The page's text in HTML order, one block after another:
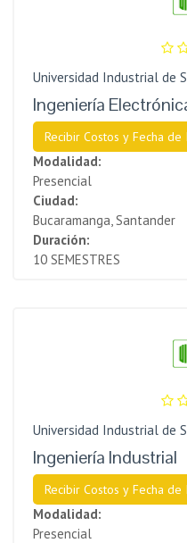
Universidad Industrial de
Ingeniería
Recibir Costos y Fecha de
Modalidad:
Presencial
Ciudad:
Bucaramanga, Santander
Duración:
10 SEMESTRES
Universidad Industrial de
Ingeniería Industrial
Recibir Costos y Fecha de
Modalidad:
Presencial